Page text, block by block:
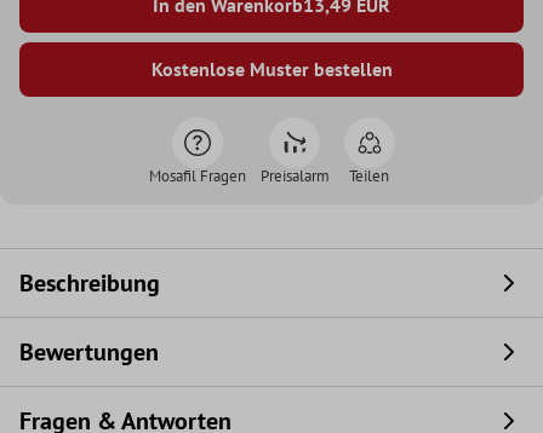
In den Warenkorb13,49 EUR
Kostenlose Muster bestellen
Mosafil Fragen Preisalarm Teilen
Beschreibung
Bewertungen
Fragen & Antworten